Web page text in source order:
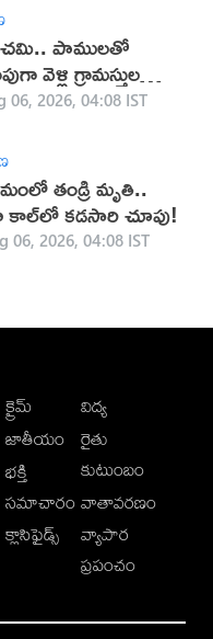
పాములతో
వెళ్లి గ్రామస్తుల
06, 2026, 04:08 IST
తండ్రి మృతి..
కడసారి చూపు!
06, 2026, 04:08 IST
క్రైమ్
జాతీయం
భక్తి
సమాచారం
క్లాసిఫైడ్స్
విద్య
రైతు
కుటుంబం
వాతావరణం
వ్యాపార
ప్రపంచం